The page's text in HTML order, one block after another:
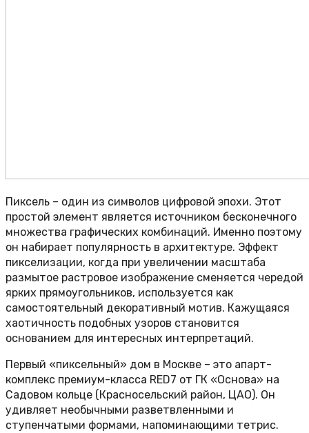
Пиксель – один из символов цифровой эпохи. Этот
простой элемент является источником бесконечного
множества графических комбинаций. Именно поэтому
он набирает популярность в архитектуре. Эффект
пикселизации, когда при увеличении масштаба
размытое растровое изображение сменяется чередой
ярких прямоугольников, используется как
самостоятельный декоративный мотив. Кажущаяся
хаотичность подобных узоров становится
основанием для интересных интерпретаций.
Первый «пиксельный» дом в Москве – это апарт-
комплекс премиум-класса RED7 от ГК «Основа» на
Садовом кольце (Красносельский район, ЦАО). Он
удивляет необычными разветвленными и
ступенчатыми формами, напоминающими тетрис.